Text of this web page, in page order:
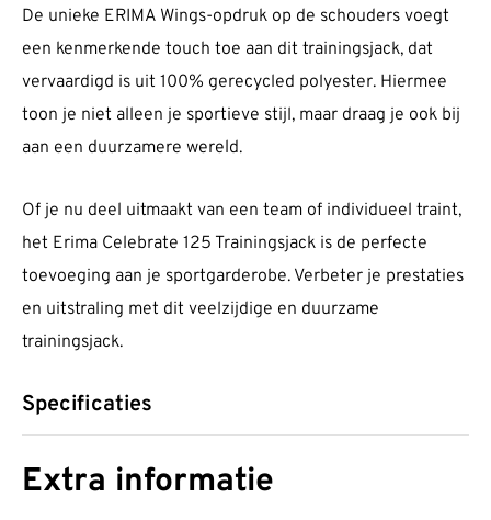
De unieke ERIMA Wings-opdruk op de schouders voegt
een kenmerkende touch toe aan dit trainingsjack, dat
vervaardigd is uit 100% gerecycled polyester. Hiermee
toon je niet alleen je sportieve stijl, maar draag je ook bij
aan een duurzamere wereld.
Of je nu deel uitmaakt van een team of individueel traint,
het Erima Celebrate 125 Trainingsjack is de perfecte
toevoeging aan je sportgarderobe. Verbeter je prestaties
en uitstraling met dit veelzijdige en duurzame
trainingsjack.
Specificaties
Extra informatie